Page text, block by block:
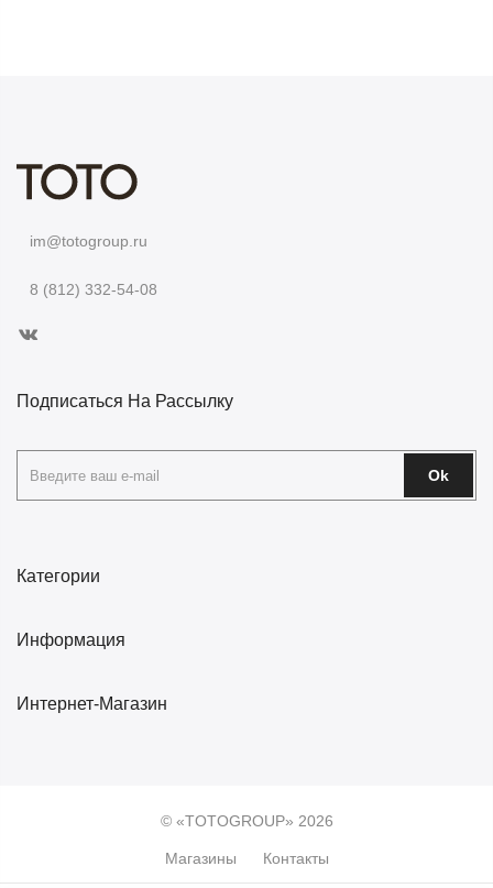
im@totogroup.ru
8 (812) 332-54-08
Категории
Информация
Интернет-Магазин
Подписаться На Рассылку
Ok
© «TOTOGROUP» 2026
Магазины Контакты